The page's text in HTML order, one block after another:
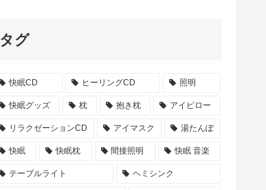
タグ
快眠CD ヒーリングCD 照明
快眠グッズ 枕 抱き枕 アイピロー
リラクゼーションCD アイマスク 湯たんぽ
快眠 快眠枕 間接照明 快眠 音楽
テーブルライト ヘミシンク